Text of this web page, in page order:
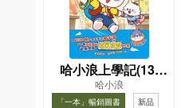
哈小浪上學記(13)
——逃出神奇博物館
哈小浪
「一本」暢銷圖書
新品